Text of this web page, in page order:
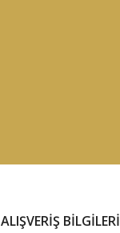
ALIŞVERİŞ BİLGİLERİ